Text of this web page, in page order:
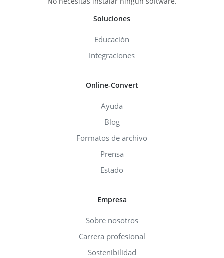
Soluciones
Educación
Integraciones
Online-Convert
Ayuda
Blog
Formatos de archivo
Prensa
Estado
Empresa
Sobre nosotros
Carrera profesional
Sostenibilidad